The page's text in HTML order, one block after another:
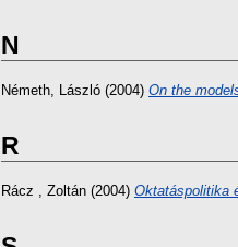
N
Németh, László (2004) On the
R
Rácz , Zoltán (2004) Oktatáspolitika